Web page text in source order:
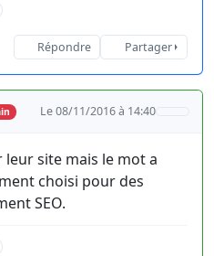
Répondre Partager
Le 08/11/2016 à 14:40
leur site mais le mot a
choisi pour des
SEO.